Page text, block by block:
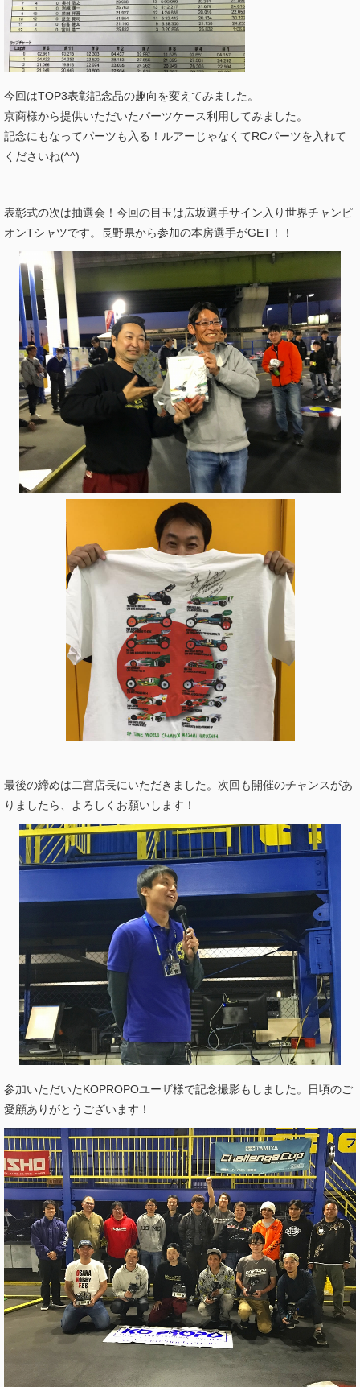
今回はTOP3表彰記念品の趣向を変えてみました。
京商様から提供いただいたパーツケース利用してみました。
記念にもなってパーツも入る！ルアーじゃなくてRCパーツを入れて
くださいね(^^)
表彰式の次は抽選会！今回の目玉は広坂選手サイン入り世界チャンピ
オンTシャツです。長野県から参加の本房選手がGET！！
最後の締めは二宮店長にいただきました。次回も開催のチャンスがあ
りましたら、よろしくお願いします！
参加いただいたKOPROPOユーザ様で記念撮影もしました。日頃のご
愛顧ありがとうございます！